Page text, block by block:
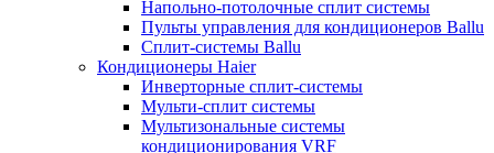
Напольно-потолочные сплит системы
Пульты управления для кондиционеров Ballu
Сплит-системы Ballu
Кондиционеры Haier
Инверторные сплит-системы
Мульти-сплит системы
Мультизональные системы
кондиционирования VRF